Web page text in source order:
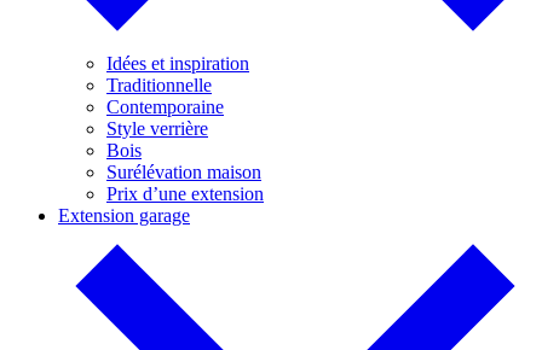
Idées et inspiration
Traditionnelle
Contemporaine
Style verrière
Bois
Surélévation maison
Prix d’une extension
Extension garage